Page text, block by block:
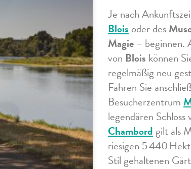
Je nach
Blois oder des
Magie – beginnen.
von Blois können
regelmäßig neu
Fahren Sie
Besucherzentrum
legendären
Chambordgilt als
riesigen 5 440
Stil gehaltenen